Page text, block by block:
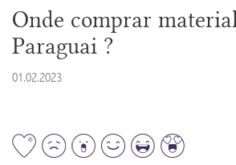
Onde comprar
Paraguai ?
01.02.2023